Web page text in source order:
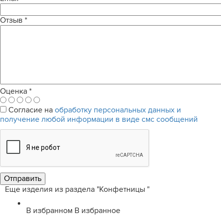
Отзыв *
Оценка *
Согласие на обработку персональных данных и
получение любой информации в виде смс сообщений
Еще изделия из раздела "Конфетницы "
В избранном В избранное